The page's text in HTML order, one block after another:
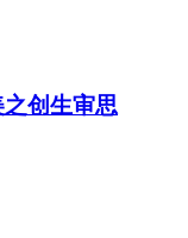
创生审思